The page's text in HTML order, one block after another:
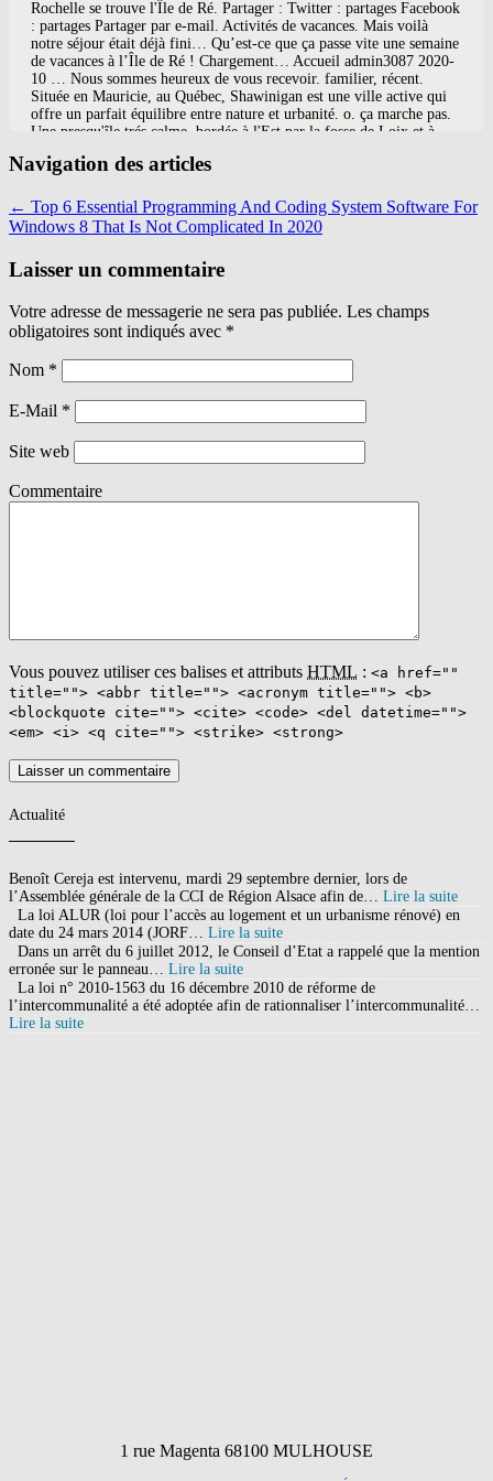
Navigation des articles
← Top 6 Essential Programming And Coding System Software For
Windows 8 That Is Not Complicated In 2020
Laisser un commentaire
Votre adresse de messagerie ne sera pas publiée. Les champs
obligatoires sont indiqués avec *
Nom *
E-Mail *
Site web
Commentaire
Vous pouvez utiliser ces balises et attributs HTML : <a href=""
title=""> <abbr title=""> <acronym title=""> <b>
<blockquote cite=""> <cite> <code> <del datetime="">
<em> <i> <q cite=""> <strike> <strong>
Actualité
Benoît Cereja est intervenu, mardi 29 septembre dernier, lors de
l’Assemblée générale de la CCI de Région Alsace afin de… Lire la suite
La loi ALUR (loi pour l’accès au logement et un urbanisme rénové) en
date du 24 mars 2014 (JORF… Lire la suite
Dans un arrêt du 6 juillet 2012, le Conseil d’Etat a rappelé que la mention
erronée sur le panneau… Lire la suite
La loi n° 2010-1563 du 16 décembre 2010 de réforme de
l’intercommunalité a été adoptée afin de rationnaliser l’intercommunalité…
Lire la suite
1 rue Magenta 68100 MULHOUSE